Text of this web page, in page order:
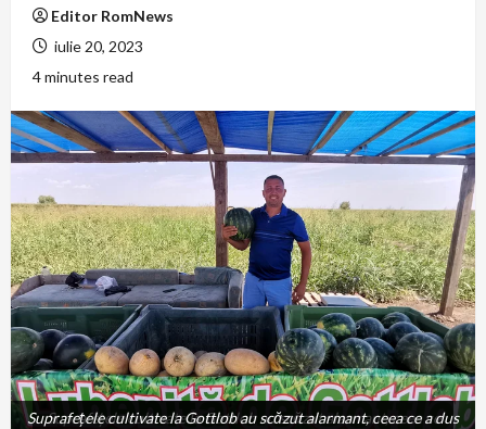
Editor RomNews
iulie 20, 2023
4 minutes read
Suprafeţele cultivate la Gottlob au scăzut alarmant, ceea ce
Suprafeţele cultivate la Gottlob au scăzut alarmant, ceea ce a dus